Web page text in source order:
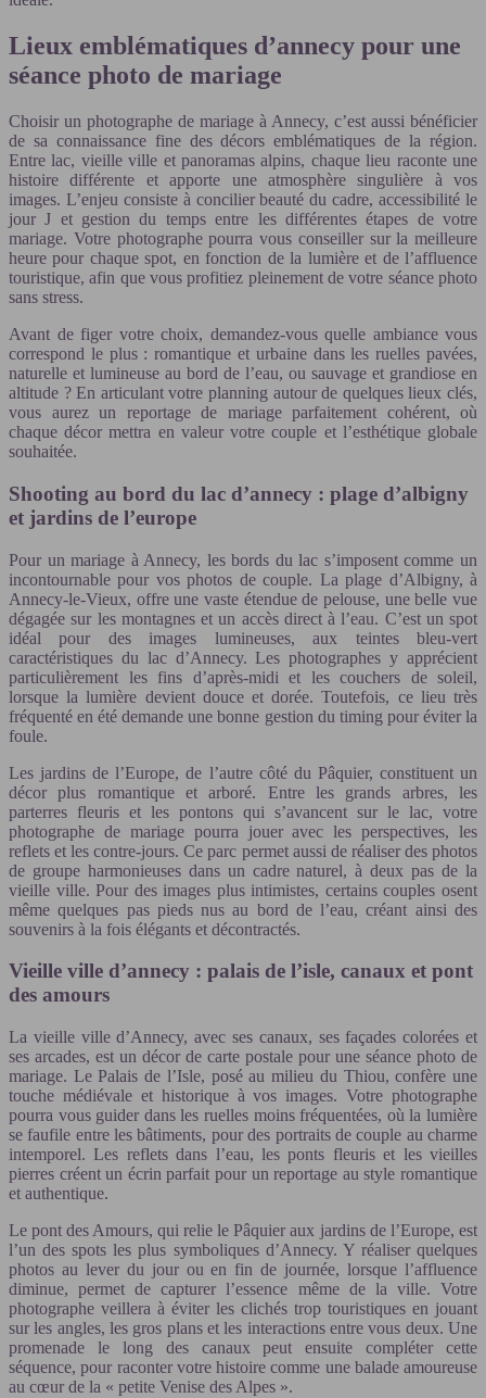
Lieux emblématiques d’annecy pour une
séance photo de mariage
Choisir un photographe de mariage à Annecy, c’est aussi bénéficier
de sa connaissance fine des décors emblématiques de la région.
Entre lac, vieille ville et panoramas alpins, chaque lieu raconte une
histoire différente et apporte une atmosphère singulière à vos
images. L’enjeu consiste à concilier beauté du cadre, accessibilité le
jour J et gestion du temps entre les différentes étapes de votre
mariage. Votre photographe pourra vous conseiller sur la meilleure
heure pour chaque spot, en fonction de la lumière et de l’affluence
touristique, afin que vous profitiez pleinement de votre séance photo
sans stress.
Avant de figer votre choix, demandez-vous quelle ambiance vous
correspond le plus : romantique et urbaine dans les ruelles pavées,
naturelle et lumineuse au bord de l’eau, ou sauvage et grandiose en
altitude ? En articulant votre planning autour de quelques lieux clés,
vous aurez un reportage de mariage parfaitement cohérent, où
chaque décor mettra en valeur votre couple et l’esthétique globale
souhaitée.
Shooting au bord du lac d’annecy : plage d’albigny
et jardins de l’europe
Pour un mariage à Annecy, les bords du lac s’imposent comme un
incontournable pour vos photos de couple. La plage d’Albigny, à
Annecy-le-Vieux, offre une vaste étendue de pelouse, une belle vue
dégagée sur les montagnes et un accès direct à l’eau. C’est un spot
idéal pour des images lumineuses, aux teintes bleu-vert
caractéristiques du lac d’Annecy. Les photographes y apprécient
particulièrement les fins d’après-midi et les couchers de soleil,
lorsque la lumière devient douce et dorée. Toutefois, ce lieu très
fréquenté en été demande une bonne gestion du timing pour éviter la
foule.
Les jardins de l’Europe, de l’autre côté du Pâquier, constituent un
décor plus romantique et arboré. Entre les grands arbres, les
parterres fleuris et les pontons qui s’avancent sur le lac, votre
photographe de mariage pourra jouer avec les perspectives, les
reflets et les contre-jours. Ce parc permet aussi de réaliser des photos
de groupe harmonieuses dans un cadre naturel, à deux pas de la
vieille ville. Pour des images plus intimistes, certains couples osent
même quelques pas pieds nus au bord de l’eau, créant ainsi des
souvenirs à la fois élégants et décontractés.
Vieille ville d’annecy : palais de l’isle, canaux et pont
des amours
La vieille ville d’Annecy, avec ses canaux, ses façades colorées et
ses arcades, est un décor de carte postale pour une séance photo de
mariage. Le Palais de l’Isle, posé au milieu du Thiou, confère une
touche médiévale et historique à vos images. Votre photographe
pourra vous guider dans les ruelles moins fréquentées, où la lumière
se faufile entre les bâtiments, pour des portraits de couple au charme
intemporel. Les reflets dans l’eau, les ponts fleuris et les vieilles
pierres créent un écrin parfait pour un reportage au style romantique
et authentique.
Le pont des Amours, qui relie le Pâquier aux jardins de l’Europe, est
l’un des spots les plus symboliques d’Annecy. Y réaliser quelques
photos au lever du jour ou en fin de journée, lorsque l’affluence
diminue, permet de capturer l’essence même de la ville. Votre
photographe veillera à éviter les clichés trop touristiques en jouant
sur les angles, les gros plans et les interactions entre vous deux. Une
promenade le long des canaux peut ensuite compléter cette
séquence, pour raconter votre histoire comme une balade amoureuse
au cœur de la « petite Venise des Alpes ».